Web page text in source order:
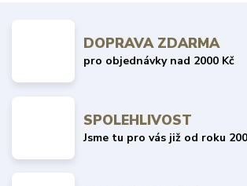
DOPRAVA ZDARMA
pro objednávky nad 2000 Kč
SPOLEHLIVOST
Jsme tu pro vás již od roku